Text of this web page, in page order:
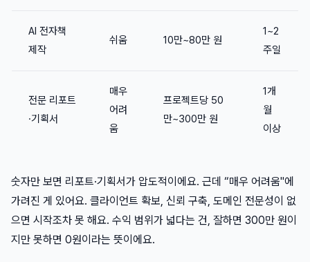
AI 전자책
제작
쉬움 10만~80만 원
1~2
주일
전문 리포트
·기획서
매우
어려
움
프로젝트당 50
만~300만 원
1개
월
이상
숫자만 보면 리포트·기획서가 압도적이에요. 근데 “매우 어려움"에
가려진 게 있어요. 클라이언트 확보, 신뢰 구축, 도메인 전문성이 없
으면 시작조차 못 해요. 수익 범위가 넓다는 건, 잘하면 300만 원이
지만 못하면 0원이라는 뜻이에요.